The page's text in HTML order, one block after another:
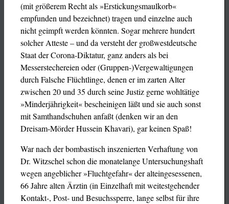
(mit größerem Recht als »Erstickungsmaulkorb«
empfunden und bezeichnet) tragen und einzelne auch
nicht geimpft werden könnten. Sogar mehrere hundert
solcher Atteste – und da versteht der großwestdeutsche
Staat der Corona-Diktatur, ganz anders als bei
Messerstechereien oder (Gruppen-)Vergewaltigungen
durch Falsche Flüchtlinge, denen er im zarten Alter
zwischen 20 und 35 durch seine Justiz gerne wohltätige
»Minderjährigkeit« bescheinigen läßt und sie auch sonst
mit Samthandschuhen anfaßt (denken wir an den
Dreisam-Mörder Hussein Khavari), gar keinen Spaß!
War nach der bombastisch inszenierten Verhaftung von
Dr. Witzschel schon die monatelange Untersuchungshaft
wegen angeblicher »Fluchtgefahr« der alteingesessenen,
66 Jahre alten Ärztin (in Einzelhaft mit weitestgehender
Kontakt-, Post- und Besuchssperre, lange selbst für ihre